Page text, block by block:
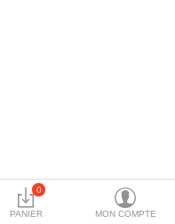
0
PANIER MON COMPTE
(1 pages)